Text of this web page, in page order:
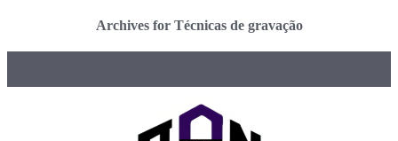
Archives for Técnicas de gravação